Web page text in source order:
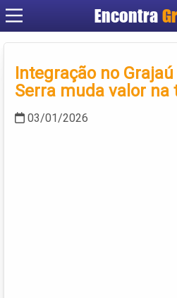
Encontra
Criar
Integração no
Serra muda valor na
03/01/2026